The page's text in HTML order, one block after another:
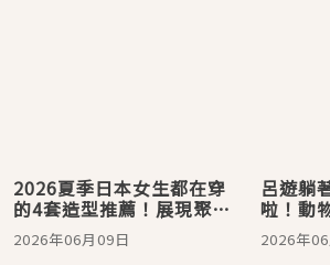
2026夏季日本女生都在穿
的4套造型推薦！展現聚焦
的街頭時髦
2026年06月09日
呂遊躺
啦！動
Xpark
氣角色
2026年